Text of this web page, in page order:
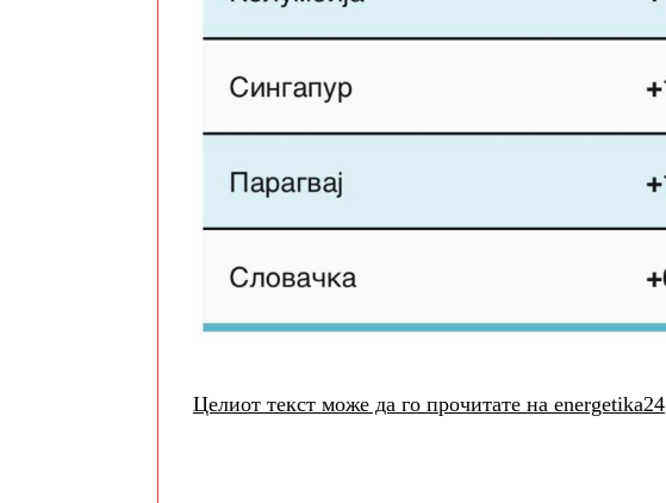
Целиот текст може да го прочитате на energetika24